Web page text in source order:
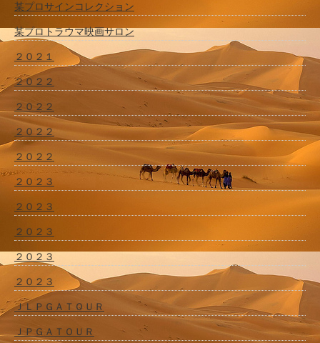
某プロサインコレクション
某プロトラウマ映画サロン
２０２１
２０２２
２０２２
２０２２
２０２２
２０２３
２０２３
２０２３
２０２３
２０２３
ＪＬＰＧＡＴＯＵＲ
ＪＰＧＡＴＯＵＲ